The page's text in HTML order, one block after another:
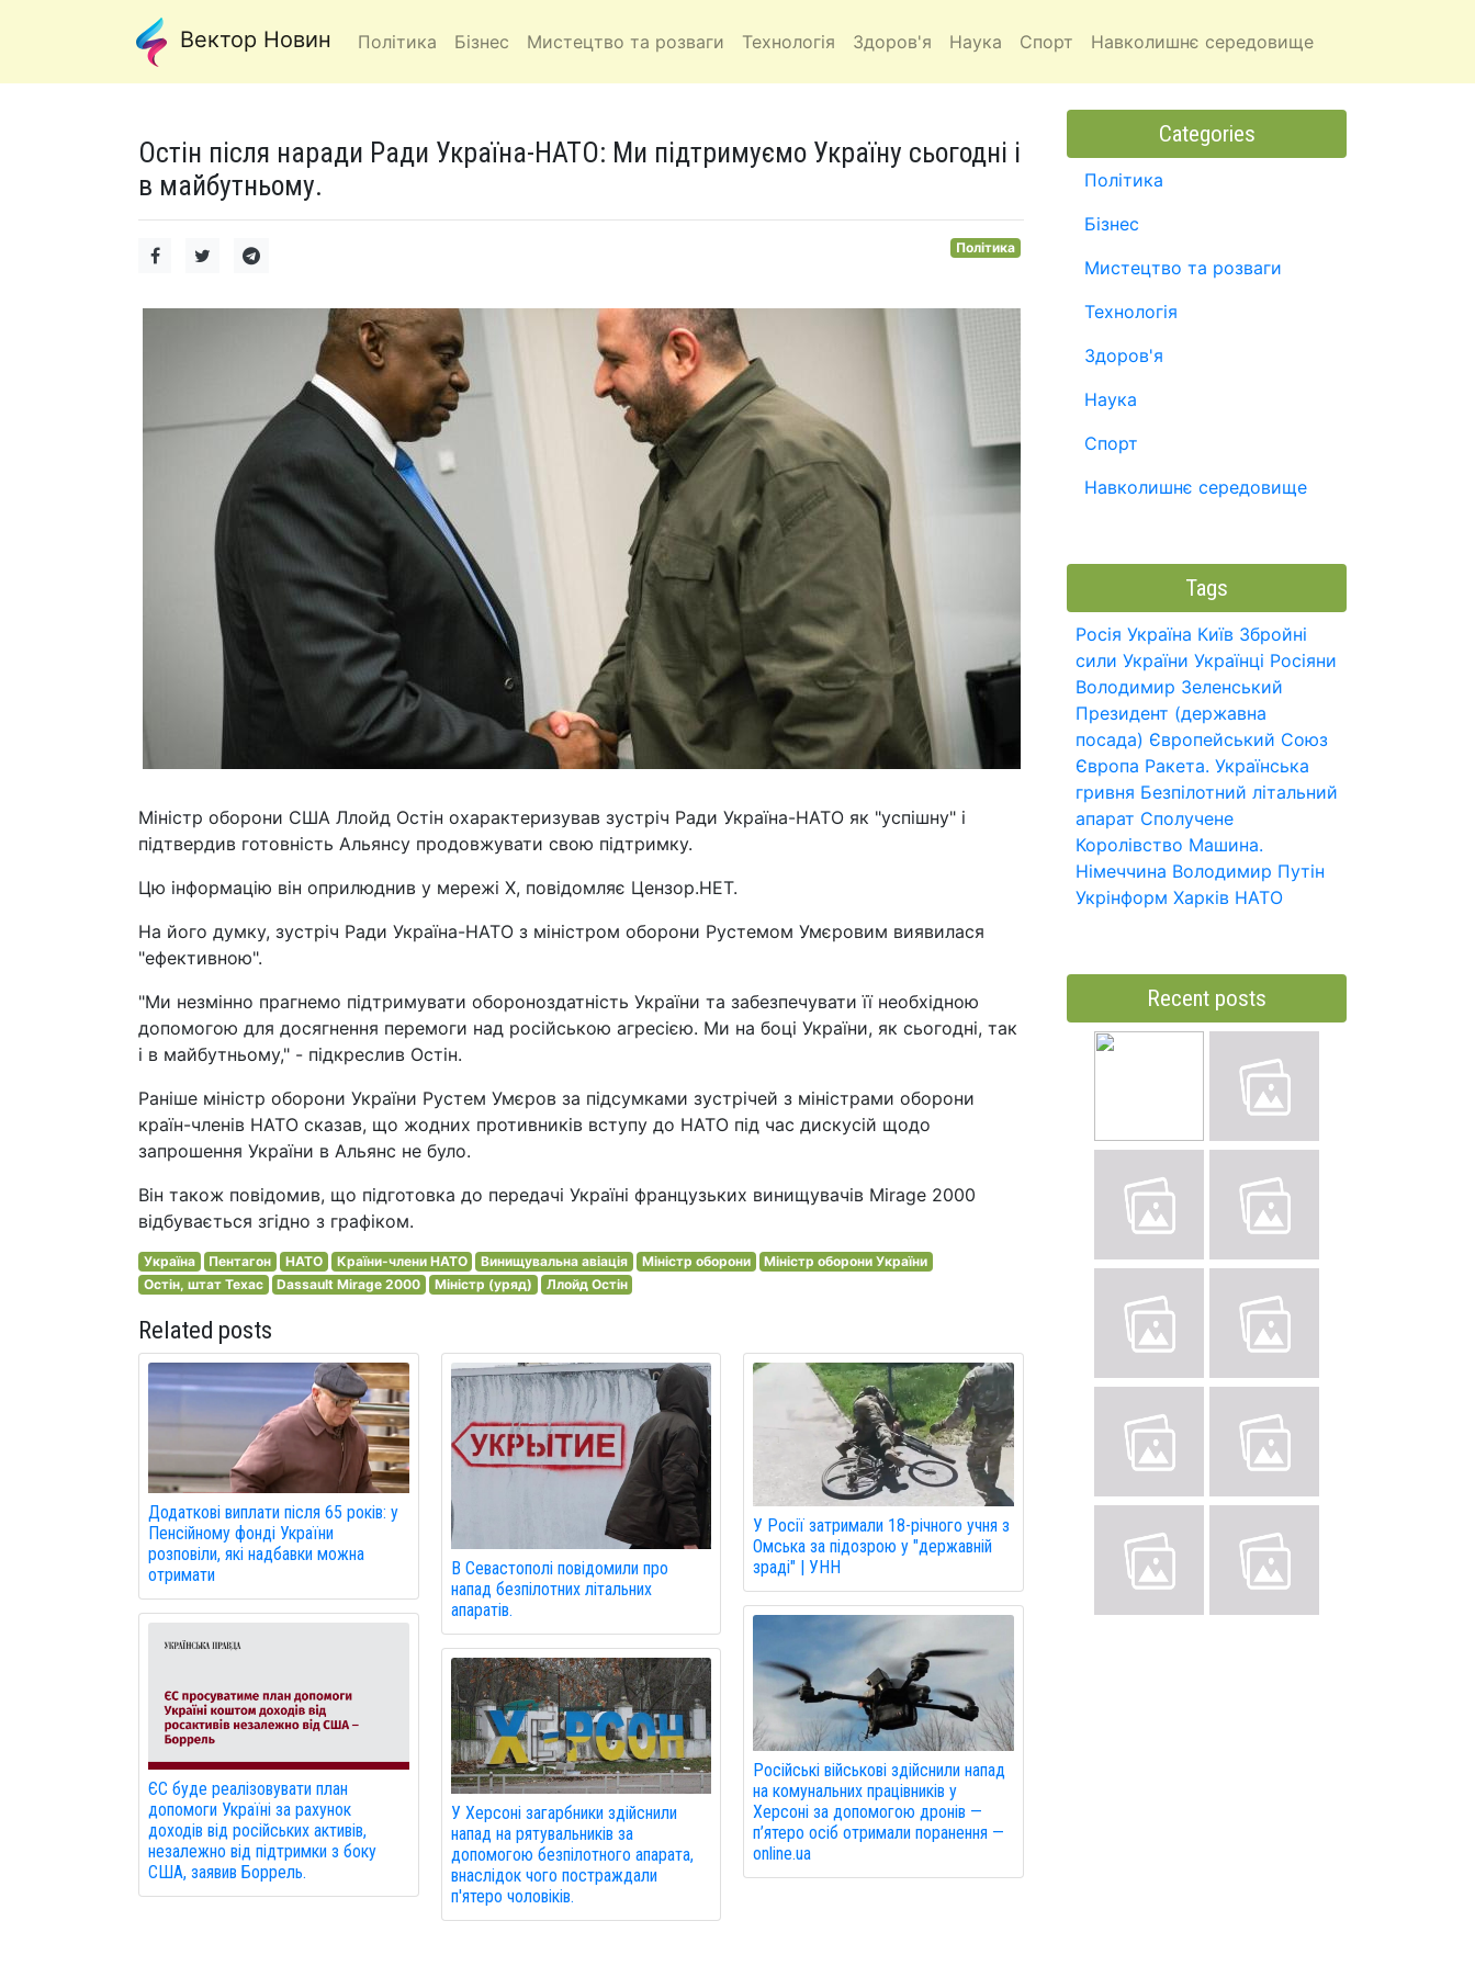
Вектор Новин Політика Бізнес Мистецтво та розваги Технологія Здоров'я Наука Спорт Навколишнє середовище
Остін після наради Ради Україна-НАТО: Ми підтримуємо Україну сьогодні і
в майбутньому.
Політика
Міністр оборони США Ллойд Остін охарактеризував зустріч Ради Україна-НАТО як "успішну" і
підтвердив готовність Альянсу продовжувати свою підтримку.
Цю інформацію він оприлюднив у мережі X, повідомляє Цензор.НЕТ.
На його думку, зустріч Ради Україна-НАТО з міністром оборони Рустемом Умєровим виявилася
"ефективною".
"Ми незмінно прагнемо підтримувати обороноздатність України та забезпечувати її необхідною
допомогою для досягнення перемоги над російською агресією. Ми на боці України, як сьогодні, так
і в майбутньому," - підкреслив Остін.
Раніше міністр оборони України Рустем Умєров за підсумками зустрічей з міністрами оборони
країн-членів НАТО сказав, що жодних противників вступу до НАТО під час дискусій щодо
запрошення України в Альянс не було.
Він також повідомив, що підготовка до передачі Україні французьких винищувачів Mirage 2000
відбувається згідно з графіком.
Україна Пентагон НАТО Країни-члени НАТО Винищувальна авіація Міністр оборони
Міністр оборони України
Остін, штат Техас
Dassault Mirage 2000 Міністр (уряд) Ллойд Остін
Related posts
Додаткові виплати після 65 років: у
Пенсійному фонді України
розповіли, які надбавки можна
отримати
ЄС буде реалізовувати план
допомоги Україні за рахунок
доходів від російських активів,
незалежно від підтримки з боку
США, заявив Боррель.
В Севастополі повідомили про
напад безпілотних літальних
апаратів.
У Херсоні загарбники здійснили
напад на рятувальників за
допомогою безпілотного апарата,
внаслідок чого постраждали
п'ятеро чоловіків.
У Росії затримали 18-річного учня з
Омська за підозрою у "державній
зраді" | УНН
Російські військові здійснили напад
на комунальних працівників у
Херсоні за допомогою дронів —
п’ятеро осіб отримали поранення —
online.ua
Categories
Політика
Бізнес
Мистецтво та розваги
Технологія
Здоров'я
Наука
Спорт
Навколишнє середовище
Tags
Росія Україна Київ Збройні
сили України Українці Росіяни
Володимир Зеленський
Президент (державна
посада) Європейський Союз
Європа Ракета. Українська
гривня Безпілотний літальний
апарат Сполучене
Королівство Машина.
Німеччина Володимир Путін
Укрінформ Харків НАТО
Recent posts